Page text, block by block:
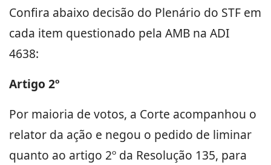
Confira abaixo decisão do Plenário do STF em
cada item questionado pela AMB na ADI
4638:
Artigo 2º
Por maioria de votos, a Corte acompanhou o
relator da ação e negou o pedido de liminar
quanto ao artigo 2º da Resolução 135, para